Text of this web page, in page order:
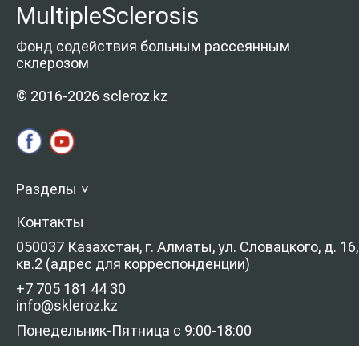
MultipleSclerosis
Фонд содействия больным рассеянным
склерозом
© 2016-2026 scleroz.kz
Разделы >
Контакты
050037 Казахстан, г. Алматы, ул. Словацкого, д. 16,
кв.2 (адрес для корреспонденции)
+7 705 181 44 30
info@skleroz.kz
Понедельник-Пятница с 9:00-18:00